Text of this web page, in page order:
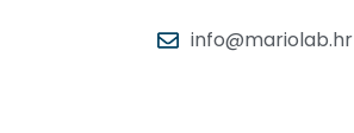
info@mariolab.hr